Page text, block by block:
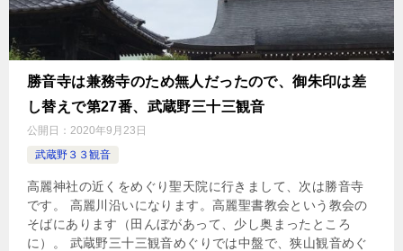
勝音寺は兼務寺のため無人だったので、御朱印は差
し替えで第27番、武蔵野三十三観音
公開日： 2020年9月23日
武蔵野３３観音
高麗神社の近くをめぐり聖天院に行きまして、次は勝音寺
です。 高麗川沿いになります。高麗聖書教会という教会の
そばにあります（田んぼがあって、少し奥まったところ
に）。 武蔵野三十三観音めぐりでは中盤で、狭山観音めぐ